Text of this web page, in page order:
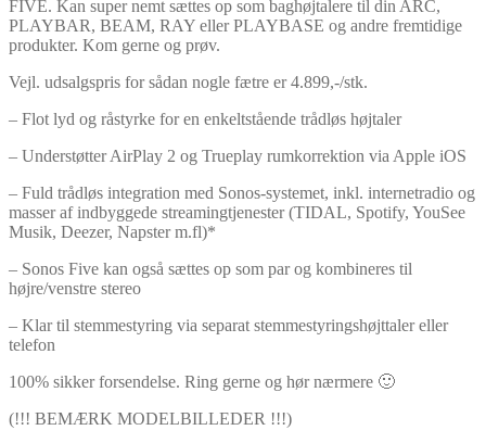
FIVE. Kan super nemt sættes op som baghøjtalere til din ARC,
PLAYBAR, BEAM, RAY eller PLAYBASE og andre fremtidige
produkter. Kom gerne og prøv.
Vejl. udsalgspris for sådan nogle fætre er 4.899,-/stk.
– Flot lyd og råstyrke for en enkeltstående trådløs højtaler
– Understøtter AirPlay 2 og Trueplay rumkorrektion via Apple iOS
– Fuld trådløs integration med Sonos-systemet, inkl. internetradio og
masser af indbyggede streamingtjenester (TIDAL, Spotify, YouSee
Musik, Deezer, Napster m.fl)*
– Sonos Five kan også sættes op som par og kombineres til
højre/venstre stereo
– Klar til stemmestyring via separat stemmestyringshøjttaler eller
telefon
100% sikker forsendelse. Ring gerne og hør nærmere 🙂
(!!! BEMÆRK MODELBILLEDER !!!)